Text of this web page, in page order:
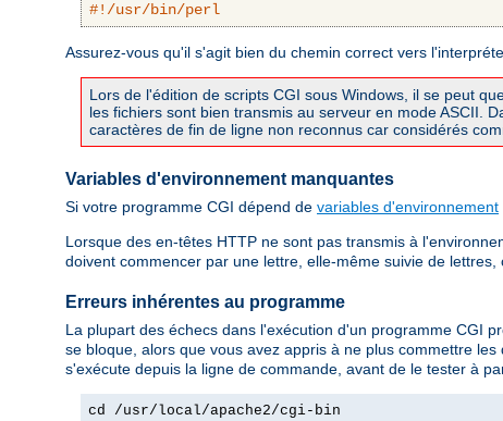
#!/usr/bin/perl
Assurez-vous qu'il s'agit bien du chemin correct vers
Lors de l'édition de scripts CGI sous Windows, il se peut
les fichiers sont bien transmis au serveur en mode ASCII.
caractères de fin de ligne non reconnus car considérés
Variables d'environnement manquantes
Si votre programme CGI dépend de variables d'environnement
Lorsque des en-têtes HTTP ne sont pas transmis à
doivent commencer par une lettre, elle-même suivie de
Erreurs inhérentes au programme
La plupart des échecs dans l'exécution d'un programme CGI
se bloque, alors que vous avez appris à ne plus commettre
s'exécute depuis la ligne de commande, avant de le tester à
cd /usr/local/apache2/cgi-bin